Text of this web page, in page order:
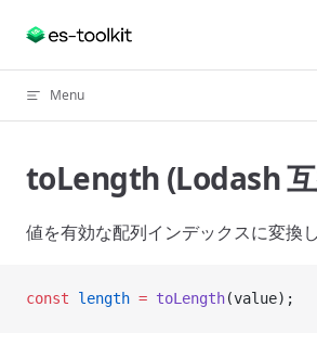
Skip to content
Menu
toLength (Lodash
値を有効な配列インデックスに変換し
const length = toLength(value);